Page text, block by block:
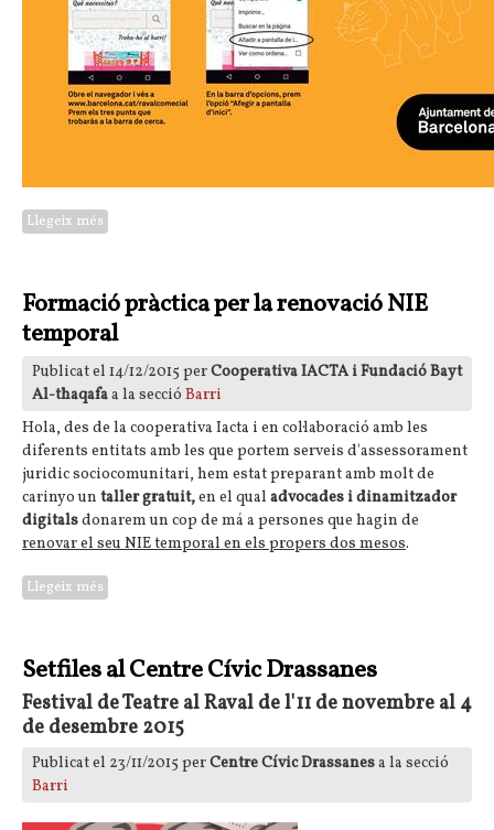
Llegeix més
Formació pràctica per la renovació NIE
temporal
Publicat el 14/12/2015 perCooperativa IACTA i Fundació Bayt
Al-thaqafaa la secció Barri
Hola, des de la cooperativa Iacta i en col·laboració amb les
diferents entitats amb les que portem serveis d'assessorament
juridic sociocomunitari, hem estat preparant amb molt de
carinyo un taller gratuit,en el qual advocades i dinamitzador
digitalsdonarem un cop de má a persones que hagin de
renovar el seu NIE temporal en els propers dos mesos.
Llegeix més
Setfiles al Centre Cívic Drassanes
Festival de Teatre al Raval de l'11 de novembre al 4
de desembre 2015
Publicat el 23/11/2015 perCentre Cívic Drassanesa la secció
Barri